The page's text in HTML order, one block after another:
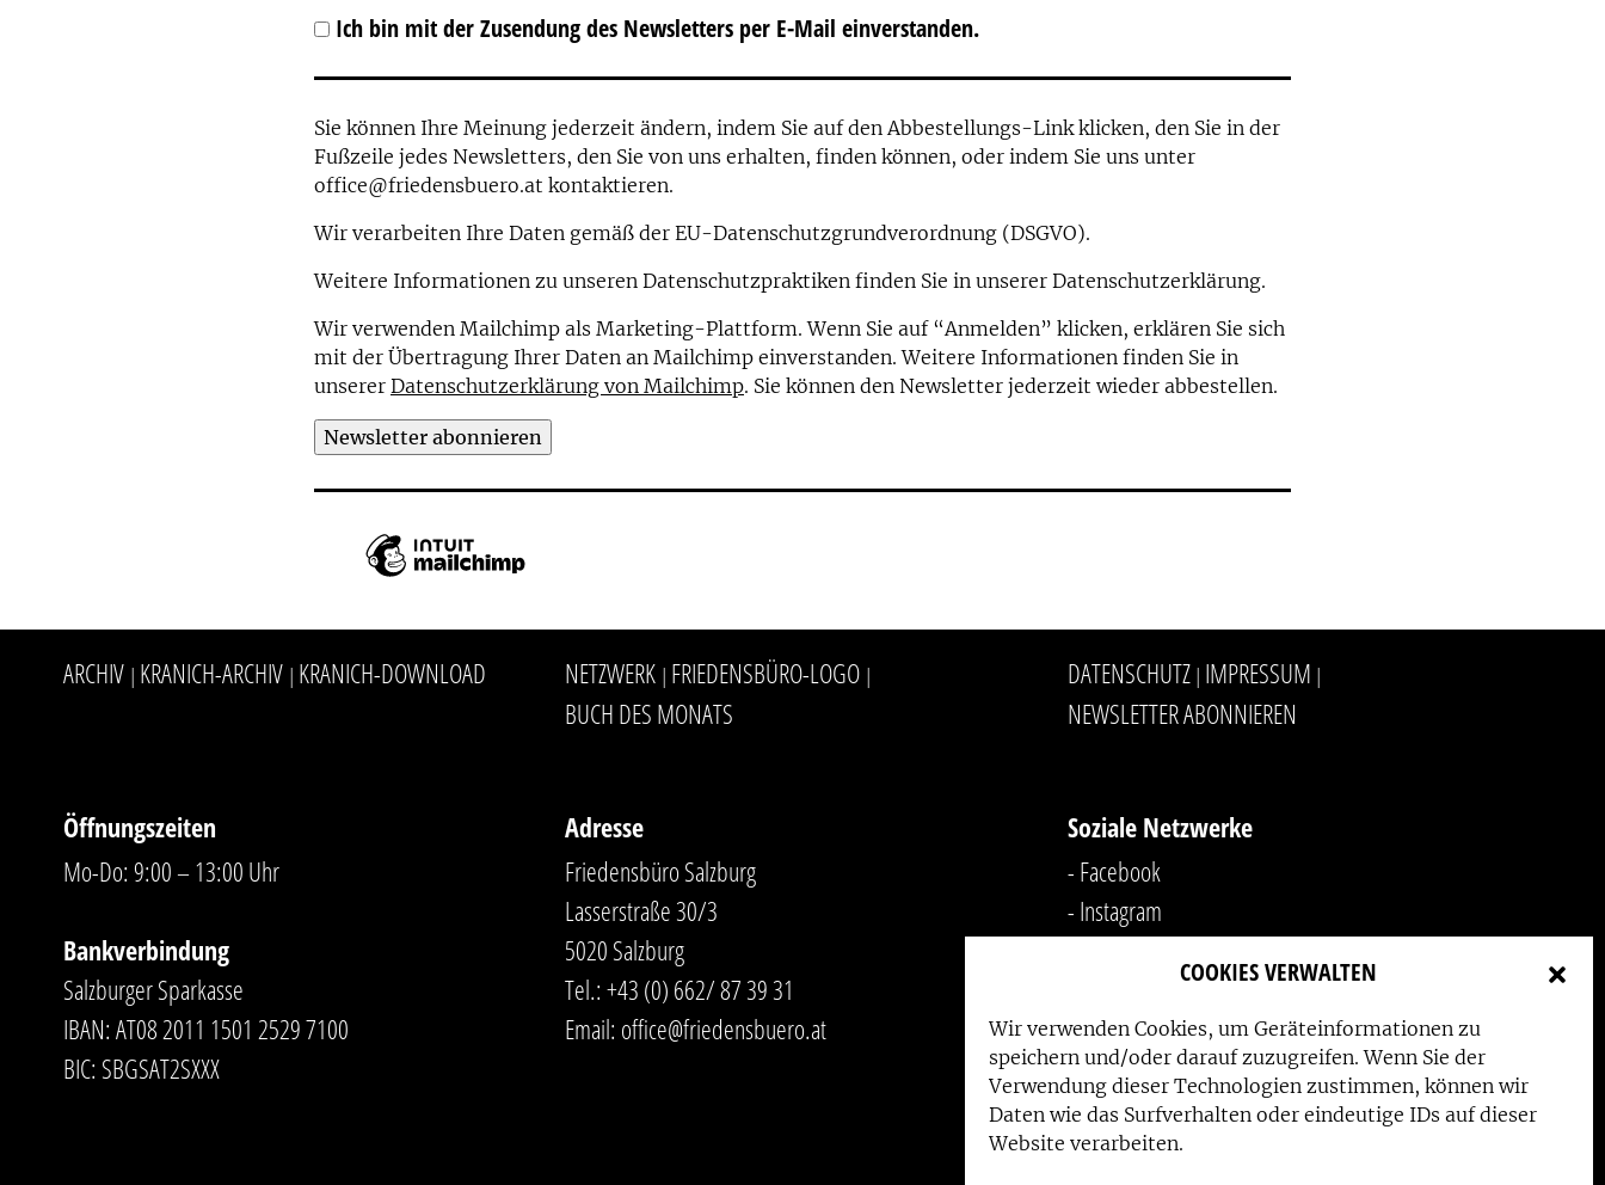
COOKIES VERWALTEN
Wir verwenden Cookies, um Geräteinformationen zu
speichern und/oder darauf zuzugreifen. Wenn Sie der
Verwendung dieser Technologien zustimmen, können wir
Daten wie das Surfverhalten oder eindeutige IDs auf dieser
Website verarbeiten.
Ich bin mit der Zusendung des Newsletters per E-Mail einverstanden.
Sie können Ihre Meinung jederzeit ändern, indem Sie auf den Abbestellungs-Link klicken, den Sie in der
Fußzeile jedes Newsletters, den Sie von uns erhalten, finden können, oder indem Sie uns unter
office@friedensbuero.at kontaktieren.
Wir verarbeiten Ihre Daten gemäß der EU-Datenschutzgrundverordnung (DSGVO).
Weitere Informationen zu unseren Datenschutzpraktiken finden Sie in unserer Datenschutzerklärung.
Wir verwenden Mailchimp als Marketing-Plattform. Wenn Sie auf “Anmelden” klicken, erklären Sie sich
mit der Übertragung Ihrer Daten an Mailchimp einverstanden. Weitere Informationen finden Sie in
unserer Datenschutzerklärung von Mailchimp. Sie können den Newsletter jederzeit wieder abbestellen.
ARCHIV | KRANICH-ARCHIV | KRANICH-DOWNLOAD NETZWERK | FRIEDENSBÜRO-LOGO |
BUCH DES MONATS
DATENSCHUTZ | IMPRESSUM |
NEWSLETTER ABONNIEREN
Öffnungszeiten
Mo-Do: 9:00 – 13:00 Uhr
Bankverbindung
Salzburger Sparkasse
IBAN: AT08 2011 1501 2529 7100
BIC: SBGSAT2SXXX
Adresse
Friedensbüro Salzburg
Lasserstraße 30/3
5020 Salzburg
Tel.:+43 (0) 662/ 87 39 31
Email: office@friedensbuero.at
Soziale Netzwerke
- Facebook
- Instagram